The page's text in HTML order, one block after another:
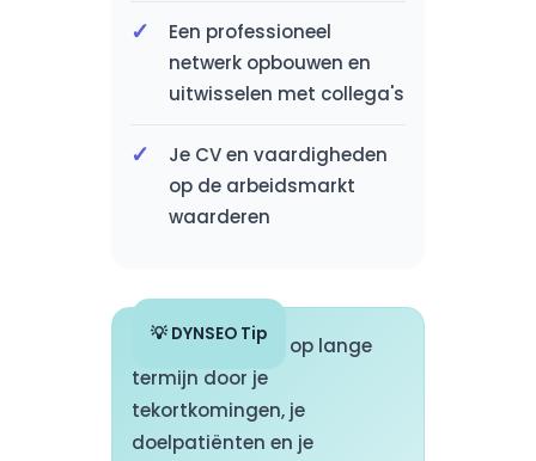
Een professioneel
netwerk opbouwen en
uitwisselen met collega's
Je CV en vaardigheden
op de arbeidsmarkt
waarderen
💡 DYNSEO Tip
Plan je opleiding op lange
termijn door je
tekortkomingen, je
doelpatiënten en je